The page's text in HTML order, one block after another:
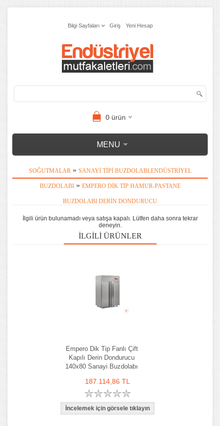
Bilgi Sayfaları Giriş Yeni Hesap
0ürün
MENU
SOĞUTMALAR » SANAYI TIPI BUZDOLABI,ENDÜSTRIYEL
BUZDOLABI» EMPERO DIK TIP HAMUR-PASTANE
BUZDOLABI DERIN DONDURUCU
İlgili ürün bulunamadı veya satışa kapalı. Lütfen daha sonra tekrar
deneyin.
İLGILI ÜRÜNLER
Empero Dik Tip Fanlı Çift
Kapılı Derin Dondurucu
140x80 Sanayi Buzdolabı
187.114,86 TL